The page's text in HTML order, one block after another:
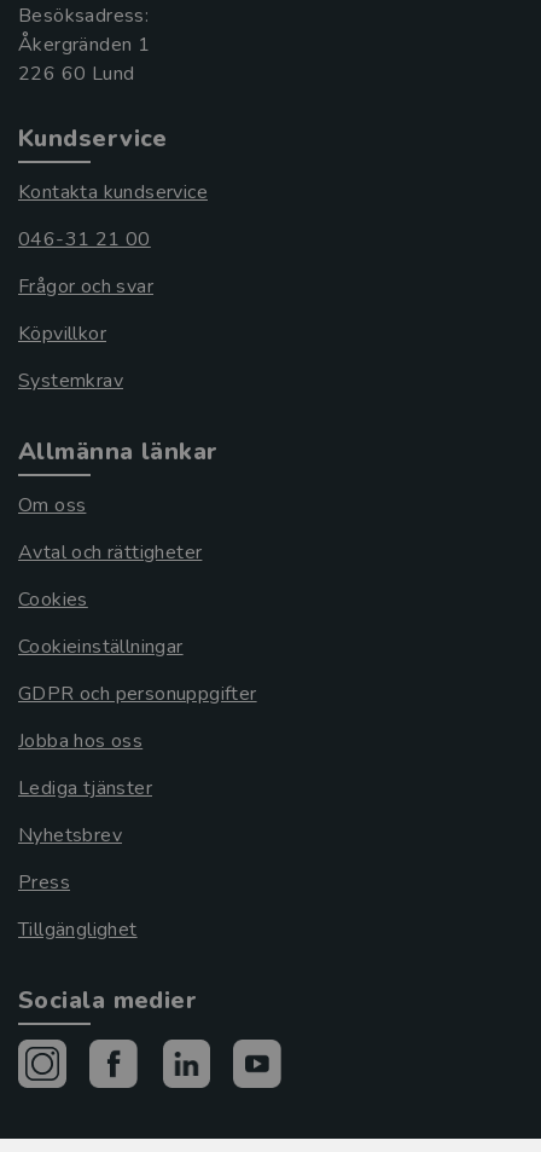
Besöksadress:
Åkergränden 1
Kundservice
Kontakta kundservice
046-31 21 00
Frågor och svar
Köpvillkor
Systemkrav
Allmänna länkar
Om oss
Avtal och rättigheter
Cookies
Cookieinställningar
GDPR och personuppgifter
Jobba hos oss
Lediga tjänster
Nyhetsbrev
Press
Tillgänglighet
Sociala medier